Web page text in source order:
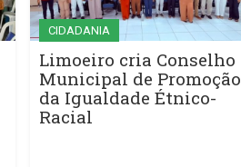
CIDADANIA
Limoeiro cria Conselho
Municipal de Promoção
da Igualdade Étnico-
Racial